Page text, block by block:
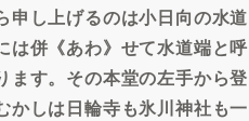
申し上げるのは小日向の水道
は併《あわ》せて水道端と呼
ます。その本堂の左手から登
かしは日輪寺も氷川神社も一